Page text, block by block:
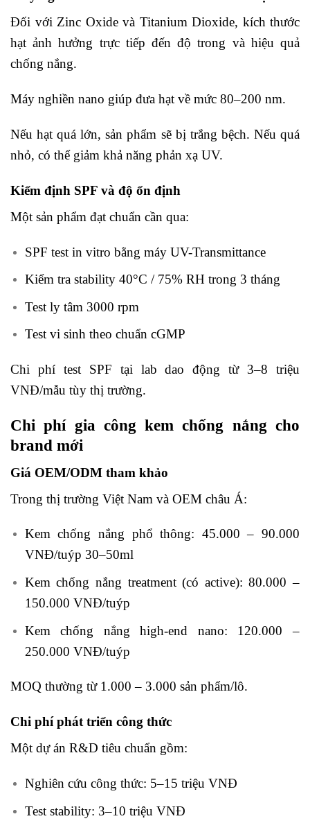
Đối với Zinc Oxide và Titanium Dioxide, kích thước
hạt ảnh hưởng trực tiếp đến độ trong và hiệu quả
chống nắng.
Máy nghiền nano giúp đưa hạt về mức 80–200 nm.
Nếu hạt quá lớn, sản phẩm sẽ bị trắng bệch. Nếu quá
nhỏ, có thể giảm khả năng phản xạ UV.
Kiểm định SPF và độ ổn định
Một sản phẩm đạt chuẩn cần qua:
SPF test in vitro bằng máy UV-Transmittance
Kiểm tra stability 40°C / 75% RH trong 3 tháng
Test ly tâm 3000 rpm
Test vi sinh theo chuẩn cGMP
Chi phí test SPF tại lab dao động từ 3–8 triệu
VNĐ/mẫu tùy thị trường.
Chi phí gia công kem chống nắng cho
brand mới
Giá OEM/ODM tham khảo
Trong thị trường Việt Nam và OEM châu Á:
Kem chống nắng phổ thông: 45.000 – 90.000
VNĐ/tuýp 30–50ml
Kem chống nắng treatment (có active): 80.000 –
150.000 VNĐ/tuýp
Kem chống nắng high-end nano: 120.000 –
250.000 VNĐ/tuýp
MOQ thường từ 1.000 – 3.000 sản phẩm/lô.
Chi phí phát triển công thức
Một dự án R&D tiêu chuẩn gồm:
Nghiên cứu công thức: 5–15 triệu VNĐ
Test stability: 3–10 triệu VNĐ